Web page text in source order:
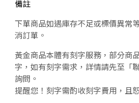
備註
下單商品如遇庫存不足或標價異常
消訂單。
黃金商品本體有刻字服務，部分商
字，如有刻字需求，詳情請先至「
詢問。
提醒您！刻字需酌收刻字費用，且